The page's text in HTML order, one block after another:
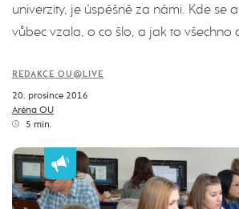
univerzity, je úspěšně za námi. Kde se
vůbec vzala, o co šlo, a jak to všechno
REDAKCE OU@LIVE
20. prosince 2016
Aréna OU
5 min.